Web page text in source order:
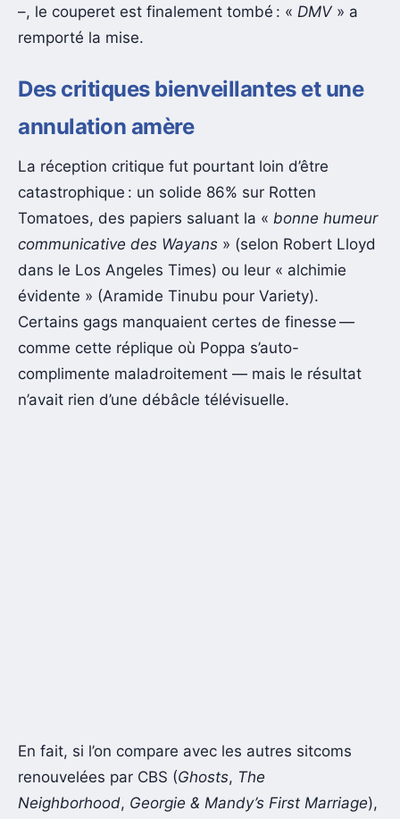
–, le couperet est finalement tombé : « DMV » a
remporté la mise.
Des critiques bienveillantes et une
annulation amère
La réception critique fut pourtant loin d’être
catastrophique : un solide 86% sur Rotten
Tomatoes, des papiers saluant la « bonne humeur
communicative des Wayans » (selon Robert Lloyd
dans le Los Angeles Times) ou leur « alchimie
évidente » (Aramide Tinubu pour Variety).
Certains gags manquaient certes de finesse —
comme cette réplique où Poppa s’auto-
complimente maladroitement — mais le résultat
n’avait rien d’une débâcle télévisuelle.
En fait, si l’on compare avec les autres sitcoms
renouvelées par CBS (Ghosts, The
Neighborhood, Georgie & Mandy’s First Marriage),